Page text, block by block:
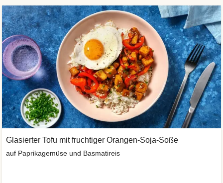
Glasierter Tofu mit fruchtiger Orangen-Soja-Soße
auf Paprikagemüse und Basmatireis